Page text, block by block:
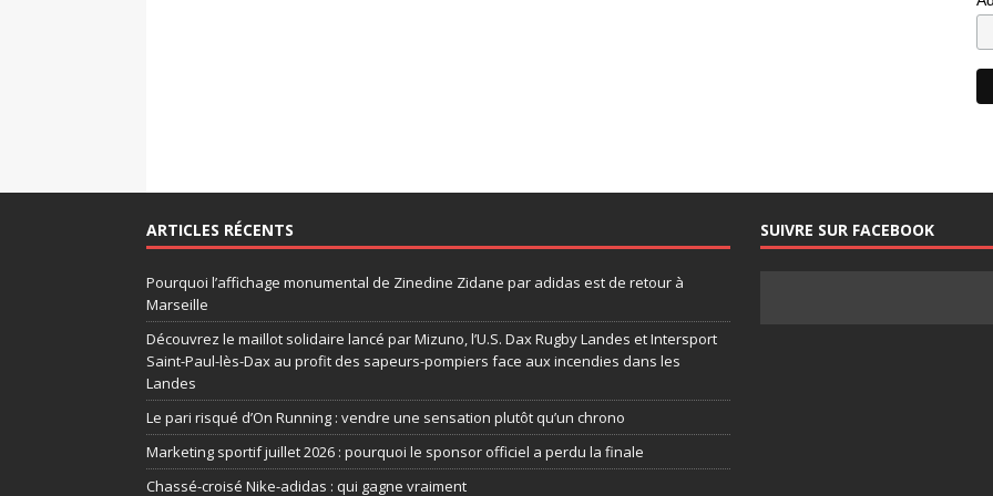
ARTICLES RÉCENTS
Pourquoi l’affichage monumental de Zinedine Zidane par adidas est de retour à
Marseille
Découvrez le maillot solidaire lancé par Mizuno, l’U.S. Dax Rugby Landes et Intersport
Saint-Paul-lès-Dax au profit des sapeurs-pompiers face aux incendies dans les
Landes
Le pari risqué d’On Running : vendre une sensation plutôt qu’un chrono
Marketing sportif juillet 2026 : pourquoi le sponsor officiel a perdu la finale
Chassé-croisé Nike-adidas : qui gagne vraiment
SUIVRE SUR FACEBOOK